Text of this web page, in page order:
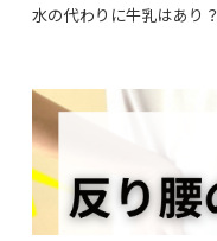
水の代わりに牛乳はあり？